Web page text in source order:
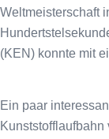
Weltmeisterschaft
(KEN) konnte mit
Ein paar